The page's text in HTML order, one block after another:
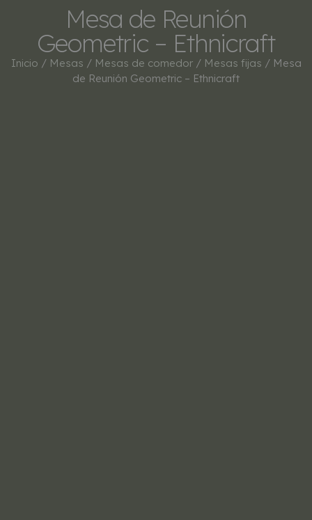
Mesa de Reunión
Geometric – Ethnicraft
Inicio / Mesas / Mesas de comedor/ Mesas fijas / Mesa
de Reunión Geometric – Ethnicraft